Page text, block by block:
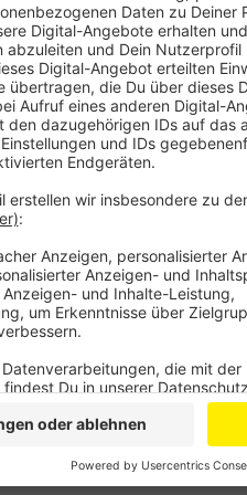
Anzeige
Am Samstag sind am
Kreis Heinsberg und ein
voneinander, aber nur ein
Bei einem dritten
Bikerin schwer verletzt.
abgekommen und hat
sagt, habe ein
Anzeige